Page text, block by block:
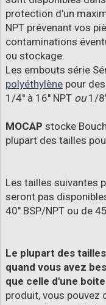
protection d'un
NPT prévenant vos
contaminations
ou stockage.
Les embouts série
polyéthylène pour
1/4'' à 16'' NPT ou1/
MOCAP stocke
plupart des tailles
Les tailles suivantes
seront pas
40" BSP/NPT ou de
Le plupart des
quand vous avez
que celle d'une
produit, vous pouvez